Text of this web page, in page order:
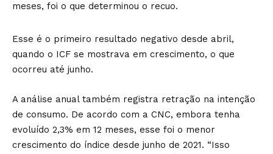
meses, foi o que determinou o recuo.
Esse é o primeiro resultado negativo desde abril,
quando o ICF se mostrava em crescimento, o que
ocorreu até junho.
A análise anual também registra retração na intenção
de consumo. De acordo com a CNC, embora tenha
evoluído 2,3% em 12 meses, esse foi o menor
crescimento do índice desde junho de 2021. “Isso